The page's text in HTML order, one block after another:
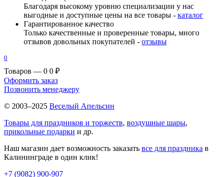
Благодаря высокому уровню специализации у нас
выгодные и доступные цены на все товары - каталог
Гарантированное качество
Только качественные и проверенные товары, много
отзывов довольных покупателей - отзывы
0
Товаров — 0 0 ₽
Оформить заказ
Позвонить менеджеру
© 2003–2025 Веселый Апельсин
Товары для праздников и торжеств, воздушные шары,
прикольные подарки и др.
Наш магазин дает возможность заказать все для праздника в
Калининграде в один клик!
+7 (9082) 900-907